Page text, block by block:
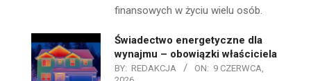
finansowych w życiu wielu osób.
Świadectwo energetyczne dla
wynajmu – obowiązki właściciela
BY: REDAKCJA ON: 9 CZERWCA,